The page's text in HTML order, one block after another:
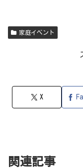
家庭イベント
X
関連記事